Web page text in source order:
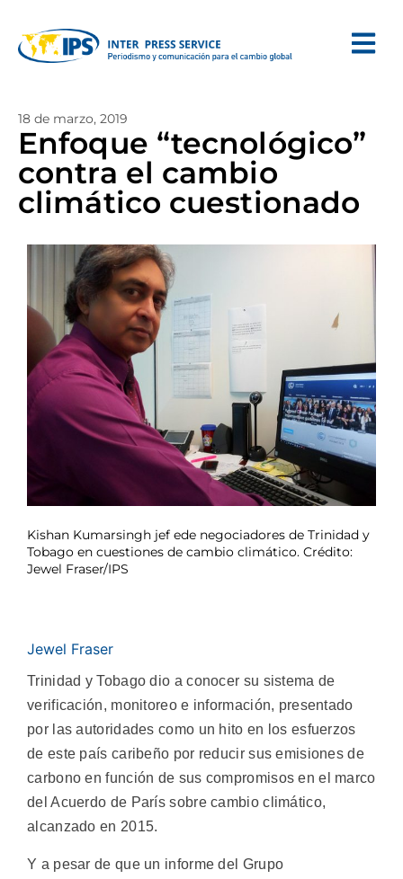
18 de marzo, 2019
Enfoque “tecnológico”
contra el cambio
climático cuestionado
Kishan Kumarsingh jef ede negociadores de Trinidad y
Tobago en cuestiones de cambio climático. Crédito:
Jewel Fraser/IPS
Jewel Fraser
Trinidad y Tobago dio a conocer su sistema de
verificación, monitoreo e información, presentado
por las autoridades como un hito en los esfuerzos
de este país caribeño por reducir sus emisiones de
carbono en función de sus compromisos en el marco
del Acuerdo de París sobre cambio climático,
alcanzado en 2015.
Y a pesar de que un informe del Grupo